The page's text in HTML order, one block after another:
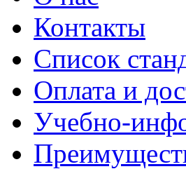
Контакты
Список
Оплата и
Учебно-